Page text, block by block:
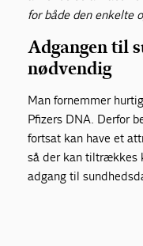
for både den enkelte
Adgangen til
nødvendig
Man fornemmer
Pfizers DNA. Derfor
fortsat kan have et
så der kan tiltrækkes
adgang til